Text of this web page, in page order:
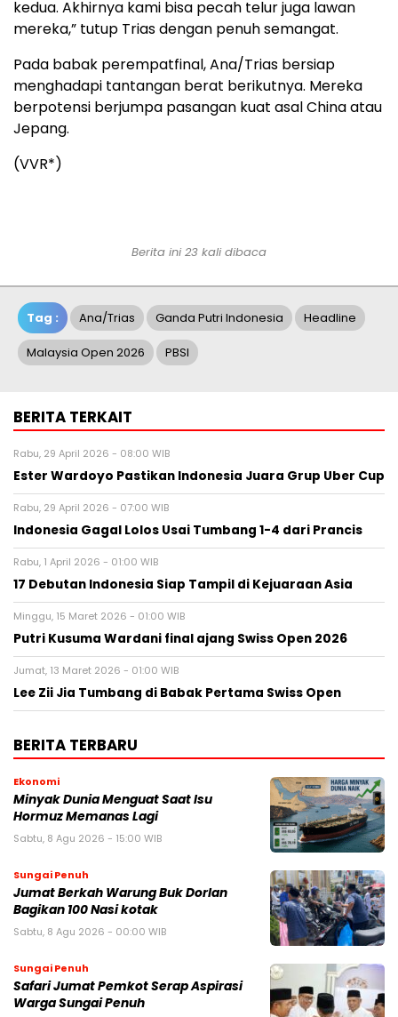
kedua. Akhirnya kami bisa pecah telur juga lawan
mereka,” tutup Trias dengan penuh semangat.
Pada babak perempatfinal, Ana/Trias bersiap
menghadapi tantangan berat berikutnya. Mereka
berpotensi berjumpa pasangan kuat asal China atau
Jepang.
(VVR*)
Berita ini 23 kali dibaca
Tag : Ana/Trias Ganda Putri Indonesia Headline
Malaysia Open 2026 PBSI
BERITA TERKAIT
Rabu, 29 April 2026 - 08:00 WIB
Ester Wardoyo Pastikan Indonesia Juara Grup Uber Cup
Rabu, 29 April 2026 - 07:00 WIB
Indonesia Gagal Lolos Usai Tumbang 1-4 dari Prancis
Rabu, 1 April 2026 - 01:00 WIB
17 Debutan Indonesia Siap Tampil di Kejuaraan Asia
Minggu, 15 Maret 2026 - 01:00 WIB
Putri Kusuma Wardani final ajang Swiss Open 2026
Jumat, 13 Maret 2026 - 01:00 WIB
Lee Zii Jia Tumbang di Babak Pertama Swiss Open
BERITA TERBARU
Ekonomi
Minyak Dunia Menguat Saat Isu
Hormuz Memanas Lagi
Sabtu, 8 Agu 2026 - 15:00 WIB
Sungai Penuh
Jumat Berkah Warung Buk Dorlan
Bagikan 100 Nasi kotak
Sabtu, 8 Agu 2026 - 00:00 WIB
Sungai Penuh
Safari Jumat Pemkot Serap Aspirasi
Warga Sungai Penuh